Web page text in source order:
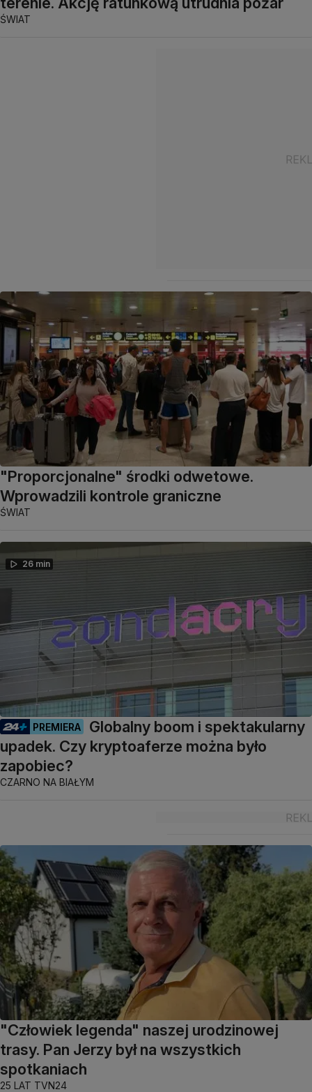
ŚWIAT
"Proporcjonalne" środki odwetowe.
Wprowadzili kontrole graniczne
ŚWIAT
26 min
PREMIERA
Globalny boom i spektakularny
upadek. Czy kryptoaferze można było
zapobiec?
CZARNO NA BIAŁYM
"Człowiek legenda" naszej urodzinowej
trasy. Pan Jerzy był na wszystkich
spotkaniach
25 LAT TVN24